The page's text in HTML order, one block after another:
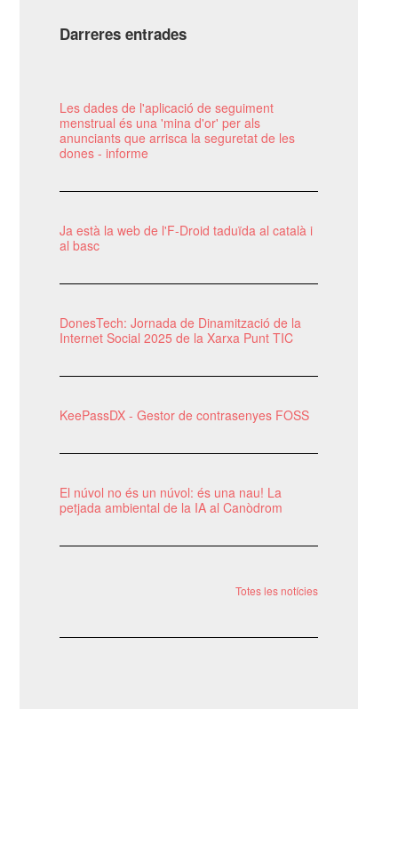
Darreres entrades
Les dades de l'aplicació de seguiment
menstrual és una 'mina d'or' per als
anunciants que arrisca la seguretat de les
dones - informe
Ja està la web de l'F-Droid taduïda al català i
al basc
DonesTech: Jornada de Dinamització de la
Internet Social 2025 de la Xarxa Punt TIC
KeePassDX - Gestor de contrasenyes FOSS
El núvol no és un núvol: és una nau! La
petjada ambiental de la IA al Canòdrom
Totes les notícies